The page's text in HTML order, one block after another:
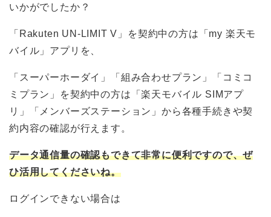
いかがでしたか？
「Rakuten UN-LIMIT V」を契約中の方は「my 楽天モ
バイル」アプリを、
「スーパーホーダイ」「組み合わせプラン」「コミコ
ミプラン」を契約中の方は「楽天モバイル SIMアプ
リ」「メンバーズステーション」から各種手続きや契
約内容の確認が行えます。
データ通信量の確認もできて非常に便利ですので、ぜ
ひ活用してくださいね。
ログインできない場合は